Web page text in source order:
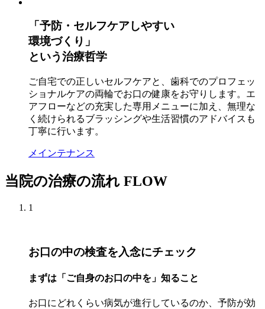
「予防・セルフケアしやすい
環境づくり」
という治療哲学
ご自宅での正しいセルフケアと、歯科でのプロフェッ
ショナルケアの両輪でお口の健康をお守りします。エ
アフローなどの充実した専用メニューに加え、無理な
く続けられるブラッシングや生活習慣のアドバイスも
丁寧に行います。
メインテナンス
当院の治療の流れ FLOW
1
お口の中の検査を入念にチェック
まずは「ご自身のお口の中を」知ること
お口にどれくらい病気が進行しているのか、予防が効